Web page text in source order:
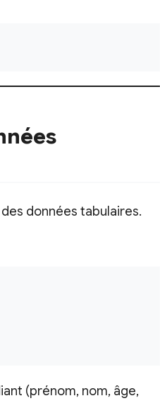
données tabulaires.
(prénom, nom, âge,